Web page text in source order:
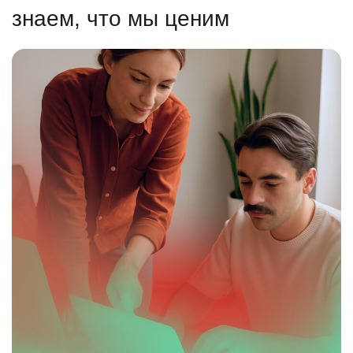
знаем, что мы ценим